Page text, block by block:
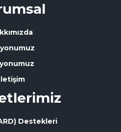
Destekleri